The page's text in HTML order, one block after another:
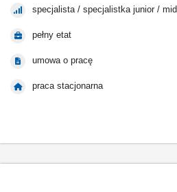
specjalista / specjalistka junior / mid
pełny etat
umowa o pracę
praca stacjonarna